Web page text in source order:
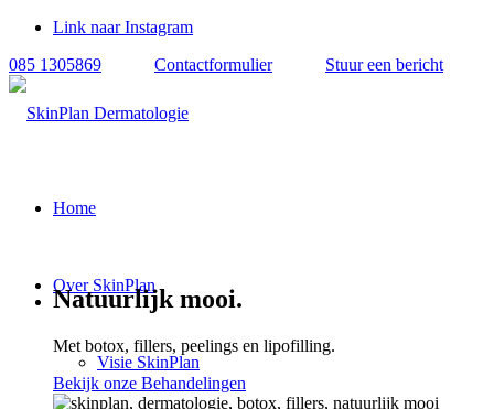
Link naar Instagram
085 1305869
Contactformulier Stuur een bericht
Home
Over SkinPlan
Visie SkinPlan
Natuurlijk mooi.
Met botox, fillers, peelings en lipofilling.
Bekijk onze Behandelingen